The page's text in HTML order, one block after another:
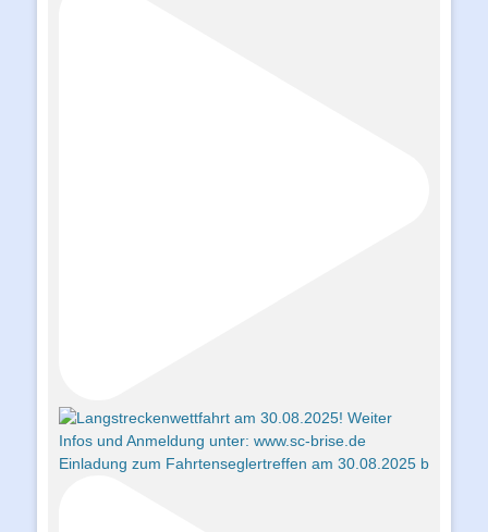
Einladung zum Fahrtenseglertreffen am 30.08.2025 b